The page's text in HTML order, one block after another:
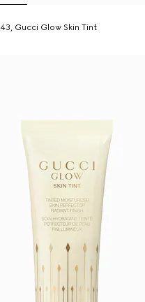
43, Gucci Glow Skin Tint